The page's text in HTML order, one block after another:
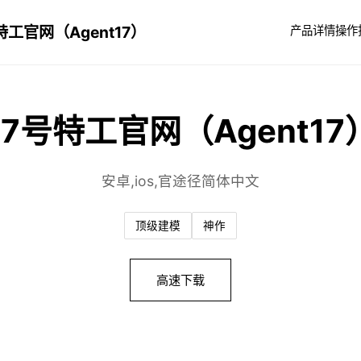
工官网（Agent17） 产品详情操作
号特工官网（Agent17）
安卓,ios,官途径简体中文
顶级建模 神作
高速下载